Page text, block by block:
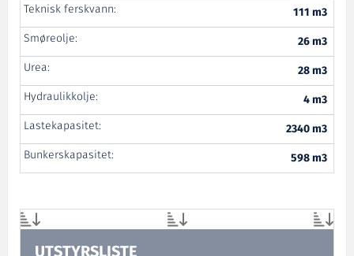
Teknisk ferskvann:
111 m3
Smøreolje:
26 m3
Urea:
28 m3
Hydraulikkolje:
4 m3
Lastekapasitet:
2340 m3
Bunkerskapasitet:
598 m3